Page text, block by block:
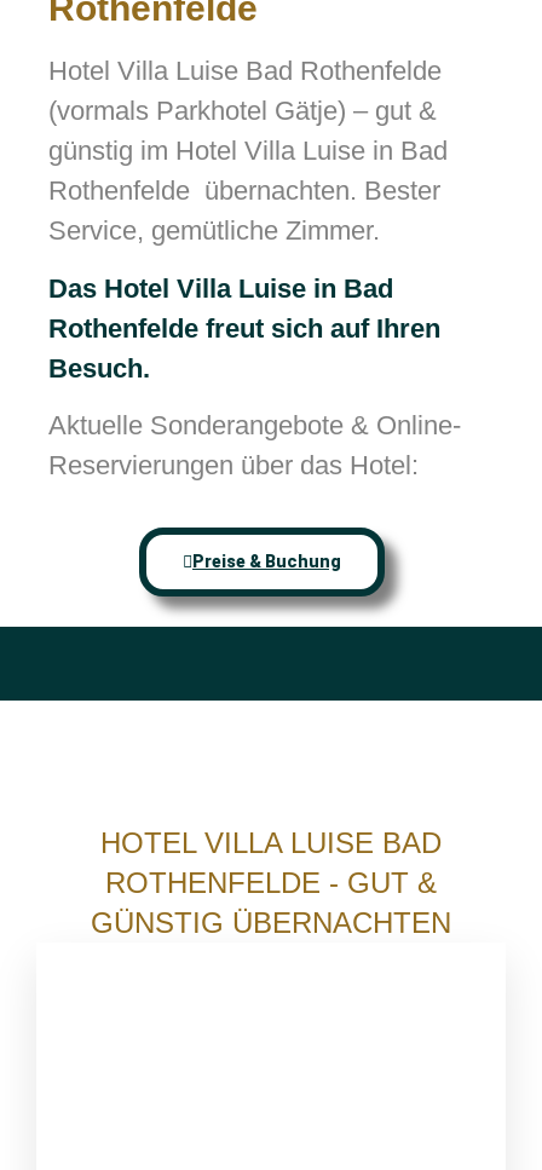
Rothenfelde
Hotel Villa Luise Bad Rothenfelde
(vormals Parkhotel Gätje) – gut &
günstig im Hotel Villa Luise in Bad
Rothenfelde übernachten. Bester
Service, gemütliche Zimmer.
Das Hotel Villa Luise in Bad
Rothenfelde freut sich auf Ihren
Besuch.
Aktuelle Sonderangebote & Online-
Reservierungen über das Hotel:
Preise & Buchung
HOTEL VILLA LUISE BAD
ROTHENFELDE - GUT &
GÜNSTIG ÜBERNACHTEN